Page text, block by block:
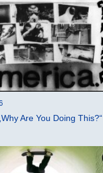
Are You Doing This?“